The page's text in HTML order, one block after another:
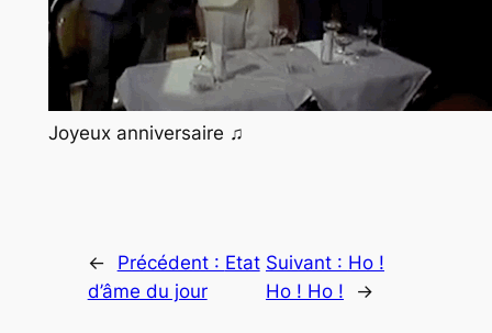
Joyeux anniversaire ♫
← Précédent : Etat
d’âme du jour
Suivant : Ho !
Ho ! Ho !
→